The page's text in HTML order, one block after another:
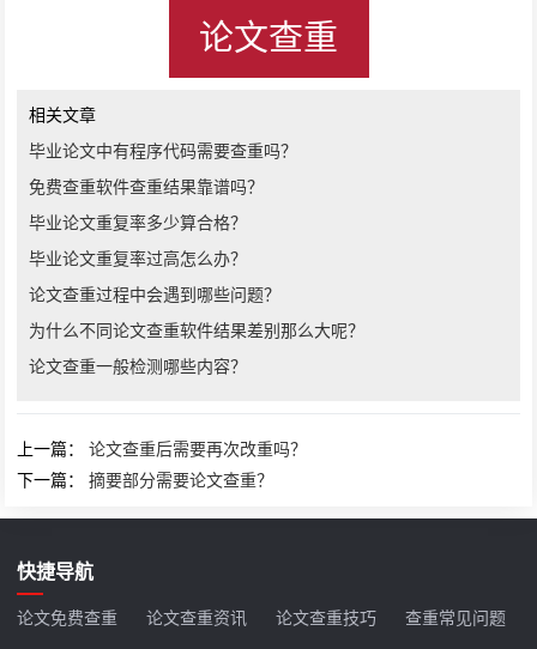
论文查重
相关文章
毕业论文中有程序代码需要查重吗？
免费查重软件查重结果靠谱吗？
毕业论文重复率多少算合格？
毕业论文重复率过高怎么办？
论文查重过程中会遇到哪些问题？
为什么不同论文查重软件结果差别那么大呢？
论文查重一般检测哪些内容？
上一篇：论文查重后需要再次改重吗？
下一篇：摘要部分需要论文查重？
快捷导航
论文免费查重 论文查重资讯 论文查重技巧 查重常见问题